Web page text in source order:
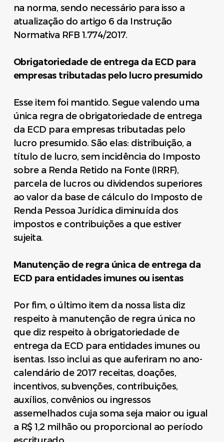
na norma, sendo necessário para isso a
atualização do artigo 6 da Instrução
Normativa RFB 1.774/2017.
Obrigatoriedade de entrega da ECD para
empresas tributadas pelo lucro presumido
Esse item foi mantido. Segue valendo uma
única regra de obrigatoriedade de entrega
da ECD para empresas tributadas pelo
lucro presumido. São elas: distribuição, a
título de lucro, sem incidência do Imposto
sobre a Renda Retido na Fonte (IRRF),
parcela de lucros ou dividendos superiores
ao valor da base de cálculo do Imposto de
Renda Pessoa Jurídica diminuída dos
impostos e contribuições a que estiver
sujeita.
Manutenção de regra única de entrega da
ECD para entidades imunes ou isentas
Por fim, o último item da nossa lista diz
respeito à manutenção de regra única no
que diz respeito à obrigatoriedade de
entrega da ECD para entidades imunes ou
isentas. Isso inclui as que auferiram no ano-
calendário de 2017 receitas, doações,
incentivos, subvenções, contribuições,
auxílios, convênios ou ingressos
assemelhados cuja soma seja maior ou igual
a R$ 1,2 milhão ou proporcional ao período